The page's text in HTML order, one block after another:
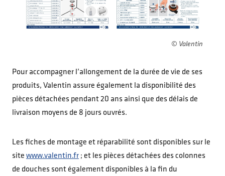
© Valentin
Pour accompagner l’allongement de la durée de vie de ses
produits, Valentin assure également la disponibilité des
pièces détachées pendant 20 ans ainsi que des délais de
livraison moyens de 8 jours ouvrés.
Les fiches de montage et réparabilité sont disponibles sur le
site www.valentin.fr ; et les pièces détachées des colonnes
de douches sont également disponibles à la fin du